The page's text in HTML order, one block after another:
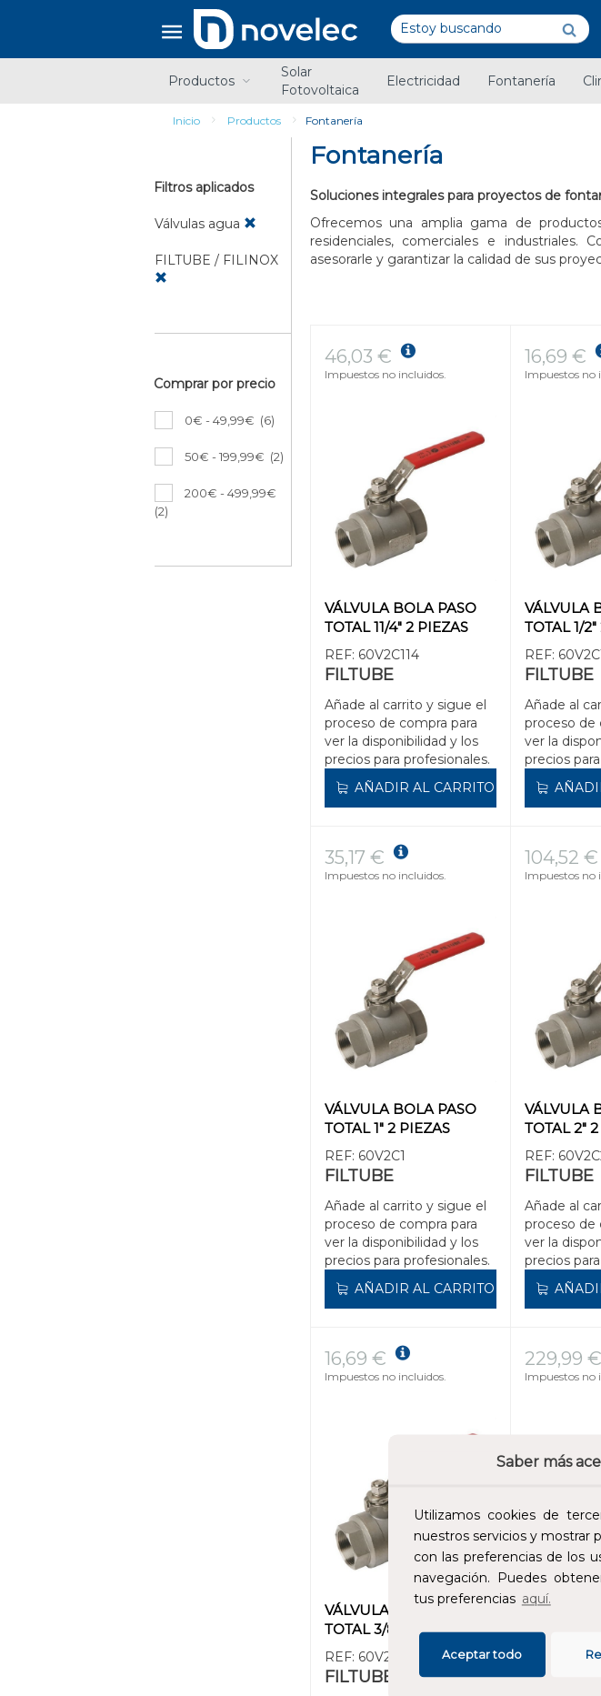
Saber más
Utilizamos cookies de
nuestros servicios y mostrar
con las preferencias de los
navegación. Puedes
tus preferencias aquí.
Aceptar todo
de
Productos
Solar
Fotovoltaica
Electricidad Fontanería
Inicio Productos Fontanería
Filtros aplicados
Válvulas agua
FILTUBE / FILINOX
Comprar por precio
0€ - 49,99€ (6)
50€ - 199,99€ (2)
200€ - 499,99€
(2)
Fontanería
Soluciones integrales para proyectos de
Ofrecemos una amplia gama de
residenciales, comerciales e industriales.
asesorarle y garantizar la calidad de sus
VÁLVULA BOLA PASO
TOTAL 11/4" 2 PIEZAS
REF: 60V2C114
FILTUBE
Añade al carrito y sigue el
proceso de compra para
ver la disponibilidad y los
precios para profesionales.
46,03 €
Impuestos no incluidos.
AÑADIR AL CARRITO
VÁLVULA
TOTAL 1/
REF:
FILTUBE
Añade al
proceso de
ver la
precios
16,69 €
Impuestos no
VÁLVULA BOLA PASO
TOTAL 1" 2 PIEZAS
REF: 60V2C1
FILTUBE
Añade al carrito y sigue el
proceso de compra para
ver la disponibilidad y los
precios para profesionales.
35,17 €
Impuestos no incluidos.
AÑADIR AL CARRITO
VÁLVULA
TOTAL 2"
REF:
FILTUBE
Añade al
proceso de
ver la
precios
104,52 €
Impuestos no
VÁLVULA BOLA PASO
TOTAL 3/8" 2 PIEZAS
REF: 60V2C38
FILTUBE
16,69 €
Impuestos no incluidos.
VÁLVULA
TOTAL 21/
FILTUBE
229,99 €
Impuestos no